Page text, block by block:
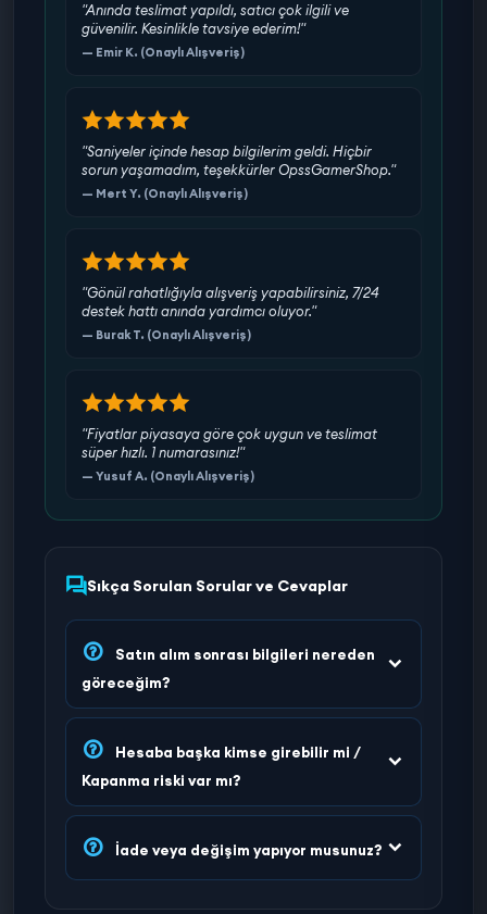
"Anında teslimat yapıldı, satıcı çok ilgili ve
güvenilir. Kesinlikle tavsiye ederim!"
— Emir K. (Onaylı Alışveriş)
"Saniyeler içinde hesap bilgilerim geldi. Hiçbir
sorun yaşamadım, teşekkürler OpssGamerShop."
— Mert Y. (Onaylı Alışveriş)
"Gönül rahatlığıyla alışveriş yapabilirsiniz, 7/24
destek hattı anında yardımcı oluyor."
— Burak T. (Onaylı Alışveriş)
"Fiyatlar piyasaya göre çok uygun ve teslimat
süper hızlı. 1 numarasınız!"
— Yusuf A. (Onaylı Alışveriş)
Sıkça Sorulan Sorular ve Cevaplar
Satın alım sonrası bilgileri nereden
göreceğim?
Hesaba başka kimse girebilir mi /
Kapanma riski var mı?
İade veya değişim yapıyor musunuz?